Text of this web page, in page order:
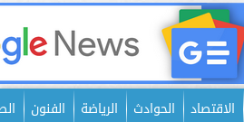
الاقتصاد الحوادث الرياضة الفنون